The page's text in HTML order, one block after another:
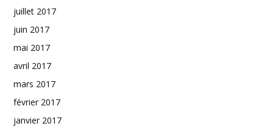
juillet 2017
juin 2017
mai 2017
avril 2017
mars 2017
février 2017
janvier 2017